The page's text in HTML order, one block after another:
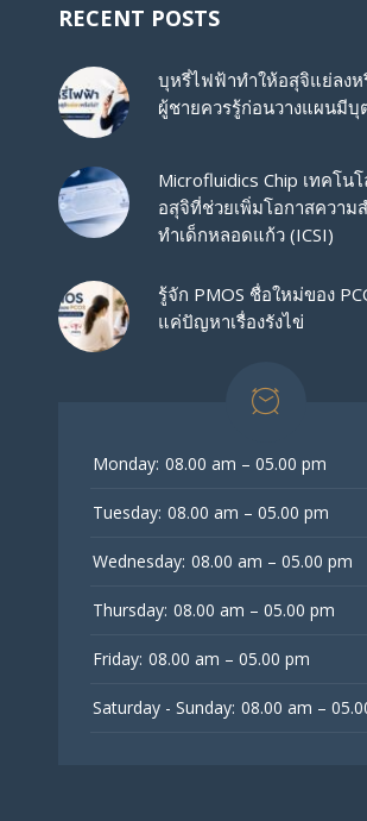
RECENT POSTS
บุหรี่ไฟฟ้าทำให้อสุจิแย่ลงห
ผู้ชายควรรู้ก่อนวางแผนมีบุ
Microfluidics Chip เทคโน
อสุจิที่ช่วยเพิ่มโอกาสความ
ทำเด็กหลอดแก้ว (ICSI)
รู้จัก PMOS ชื่อใหม่ของ
แค่ปัญหาเรื่องรังไข่
Monday: 08.00 am – 05.00 pm
Tuesday: 08.00 am – 05.00 pm
Wednesday: 08.00 am – 05.00 pm
Thursday: 08.00 am – 05.00 pm
Friday: 08.00 am – 05.00 pm
Saturday - Sunday: 08.00 am –